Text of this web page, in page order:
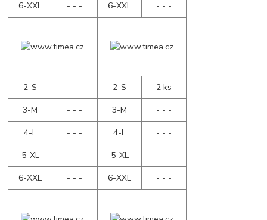
6-XXL
- - -
6-XXL
- - -
2-S
- - -
3-M
- - -
4-L
- - -
5-XL
- - -
6-XXL
- - -
2-S
2 ks
3-M
- - -
4-L
- - -
5-XL
- - -
6-XXL
- - -